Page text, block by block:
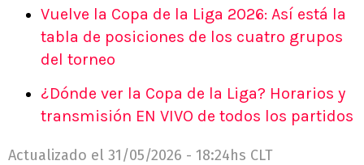
Vuelve la Copa de la Liga 2026: Así está la
tabla de posiciones de los cuatro grupos
del torneo
¿Dónde ver la Copa de la Liga? Horarios y
transmisión EN VIVO de todos los partidos
Actualizado el 31/05/2026 - 18:24hs CLT